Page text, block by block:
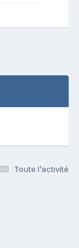
Toute l’activité